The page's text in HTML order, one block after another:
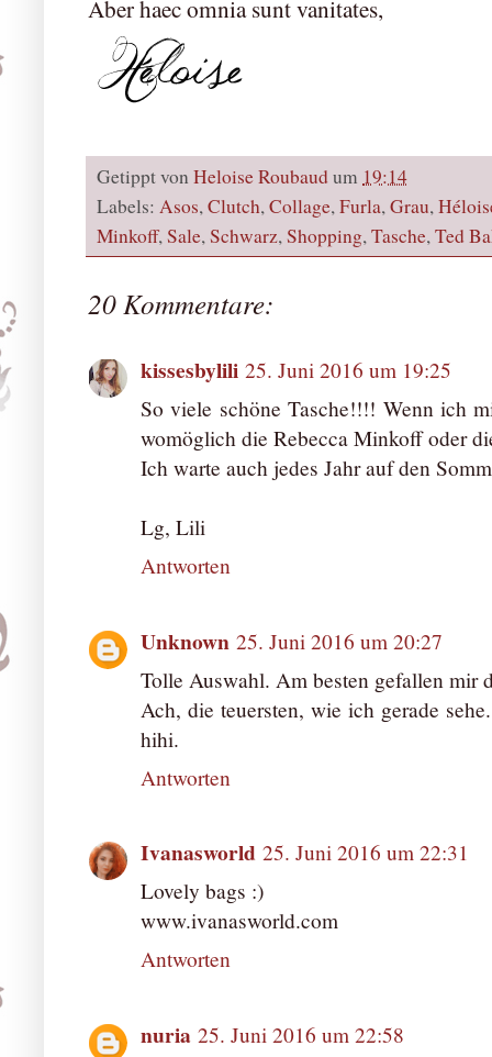
Aber haec omnia sunt vanitates,
Getippt von Heloise Roubaudum 19:14
Labels: Asos,Clutch,Collage,Furla,Grau,
Minkoff,Sale,Schwarz,Shopping,Tasche,Ted
20 Kommentare:
kissesbylili 25. Juni 2016 um 19:25
So viele schöne Tasche!!!! Wenn ich
womöglich die Rebecca Minkoff oder
Ich warte auch jedes Jahr auf den
Lg, Lili
Antworten
Unknown 25. Juni 2016 um 20:27
Tolle Auswahl. Am besten gefallen mir
Ach, die teuersten, wie ich gerade
hihi.
Antworten
Ivanasworld 25. Juni 2016 um 22:31
Lovely bags :)
www.ivanasworld.com
Antworten
nuria 25. Juni 2016 um 22:58